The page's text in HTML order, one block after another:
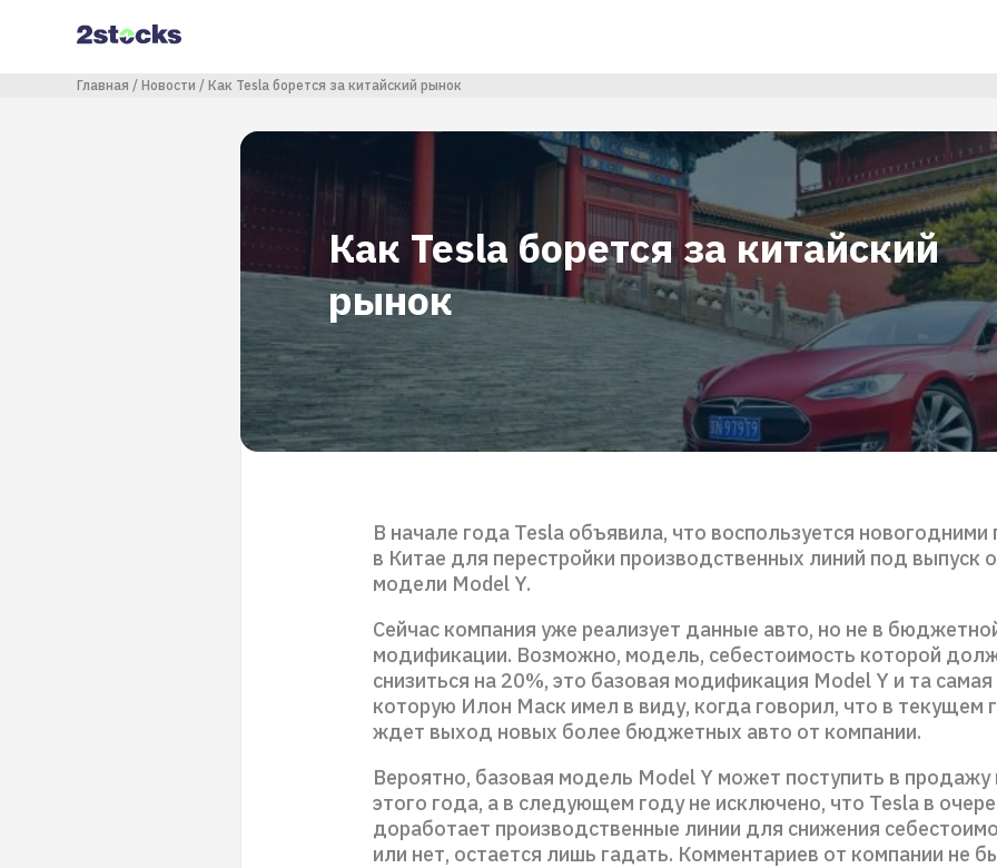
содержанию
Строка навигации
Главная Новости Как Tesla борется за китайский рынок
Как Tesla борется за китайский
рынок
В начале года Tesla объявила, что воспользуется новогодними
в Китае для перестройки производственных линий под выпуск
модели Model Y.
Сейчас компания уже реализует данные авто, но не в
модификации. Возможно, модель, себестоимость которой
снизиться на 20%, это базовая модификация Model Y и та
которую Илон Маск имел в виду, когда говорил, что в текущем
ждет выход новых более бюджетных авто от компании.
Вероятно, базовая модель Model Y может поступить в продажу
этого года, а в следующем году не исключено, что Tesla в
доработает производственные линии для снижения
или нет, остается лишь гадать. Комментариев от компании не